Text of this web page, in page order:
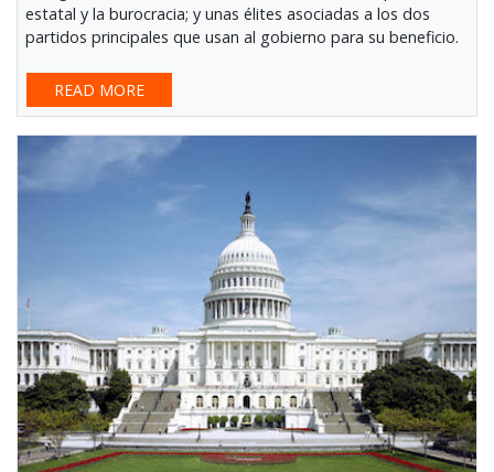
estatal y la burocracia; y unas élites asociadas a los dos
partidos principales que usan al gobierno para su beneficio.
READ MORE